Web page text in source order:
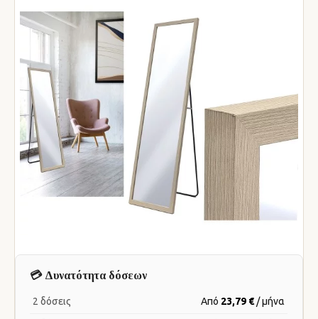
💳 Δυνατότητα δόσεων
2 δόσεις Από 23,79 € / μήνα